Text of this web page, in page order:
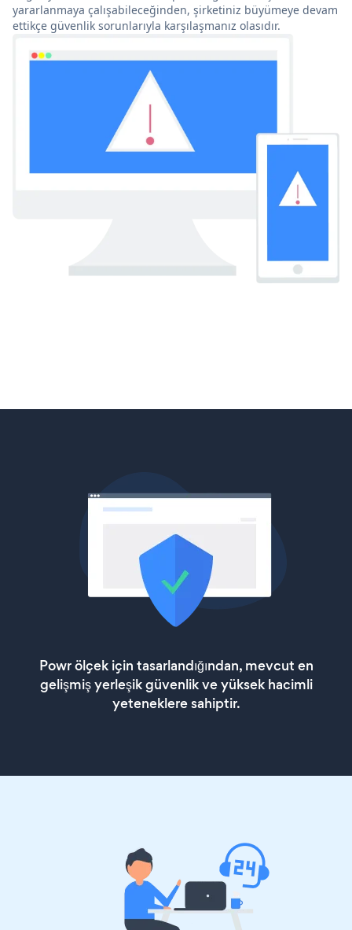
yararlanmaya çalışabileceğinden, şirketiniz büyümeye devam
ettikçe güvenlik sorunlarıyla karşılaşmanız olasıdır.
Powr ölçek için tasarlandığından, mevcut en
gelişmiş yerleşik güvenlik ve yüksek hacimli
yeteneklere sahiptir.